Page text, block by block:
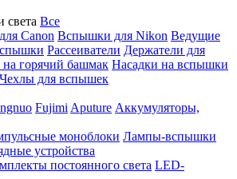
Все
Canon Вспышки для Nikon Ведущие
Рассеиватели Держатели для
горячий башмак Насадки на вспышки
Чехлы для вспышек
Fujimi Aputure Аккумуляторы,
моноблоки Лампы-вспышки
устройства
постоянного света LED-